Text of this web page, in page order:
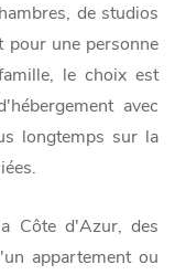
de studios
pour une personne
le choix est
avec
longtemps sur la
Côte d'Azur, des
appartement ou